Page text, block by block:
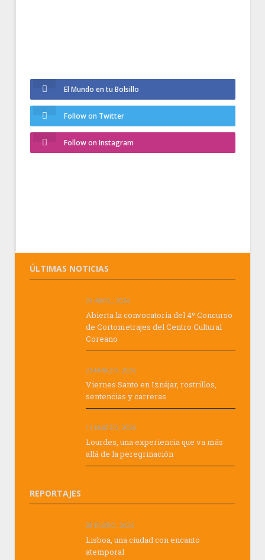
El Mundo en tu Bolsillo
Follow on Twitter
Follow on Instagram
ÚLTIMAS NOTICIAS
23 ABRIL, 2026
Abierta la convocatoria del 4º Concurso
de Cortometrajes del Centro Cultural
Coreano
26 MARZO, 2026
Viernes Santo en Iznájar, rostrillos,
sentencias y carreras
11 MARZO, 2026
Lourdes, una experiencia que va más
allá de la peregrinación
REPORTAJES
28 ENERO, 2026
Lisboa, una ciudad con encanto
atemporal